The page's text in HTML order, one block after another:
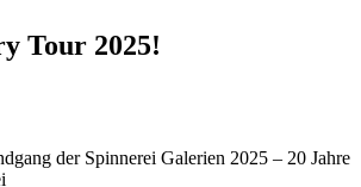
Tour 2025!
der Spinnerei Galerien 2025 – 20 Jahre